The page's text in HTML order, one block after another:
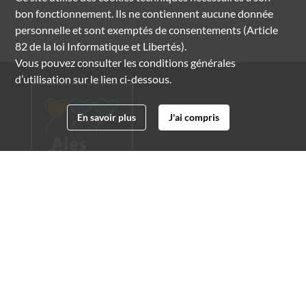
bon fonctionnement. Ils ne contiennent aucune donnée
personnelle et sont exemptés de consentements (Article
82 de la loi Informatique et Libertés).
Vous pouvez consulter les conditions générales
d’utilisation sur le lien ci-dessous.
En savoir plus J'ai compris